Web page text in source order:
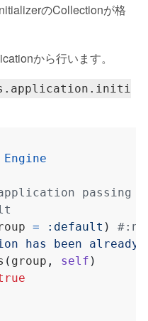
のCollectionが格
から行います。
Engine
passing
= :default )
has been
( group , self )